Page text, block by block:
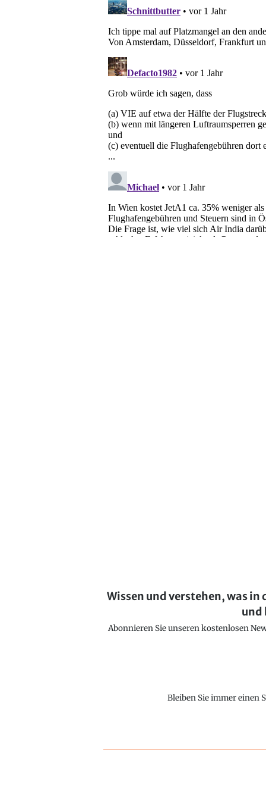
Wissen und verstehen, was
und
Abonnieren Sie unseren kostenlosen
Bleiben Sie immer einen